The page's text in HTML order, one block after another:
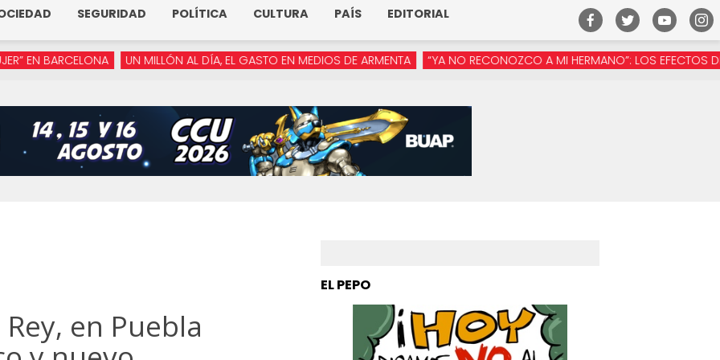
SEGURIDAD POLÍTICA CULTURA PAÍS
EDITORIAL
UN MILLÓN AL DÍA, EL GASTO EN MEDIOS DE ARMENTA “YA NO RECONOZCO A MI HERMANO”: LOS EFECTOS DE LA
en Puebla
EL PEPO